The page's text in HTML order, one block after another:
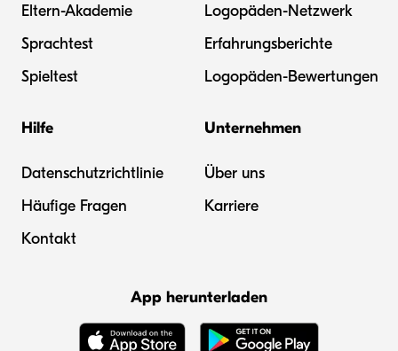
Eltern-Akademie
Sprachtest
Spieltest
Logopäden-Netzwerk
Erfahrungsberichte
Logopäden-Bewertungen
Hilfe
Datenschutzrichtlinie
Häufige Fragen
Kontakt
Unternehmen
Über uns
Karriere
App herunterladen